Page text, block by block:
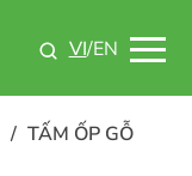
VI/EN
/ TẤM ỐP GỖ